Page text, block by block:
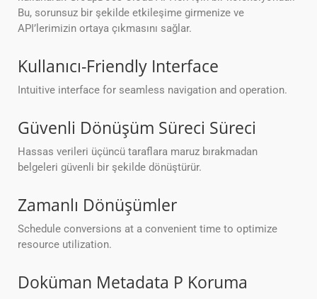
Bu, sorunsuz bir şekilde etkileşime girmenize ve
API’lerimizin ortaya çıkmasını sağlar.
Kullanıcı-Friendly Interface
Intuitive interface for seamless navigation and operation.
Güvenli Dönüşüm Süreci Süreci
Hassas verileri üçüncü taraflara maruz bırakmadan
belgeleri güvenli bir şekilde dönüştürür.
Zamanlı Dönüşümler
Schedule conversions at a convenient time to optimize
resource utilization.
Doküman Metadata P Koruma